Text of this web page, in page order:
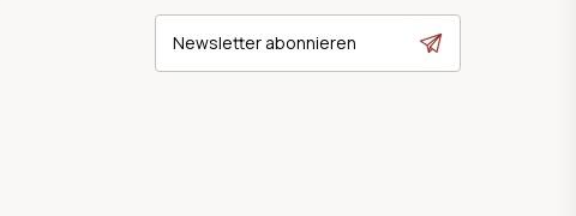
Newsletter abonnieren